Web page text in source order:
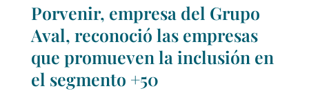
Porvenir, empresa del Grupo
Aval, reconoció las empresas
que promueven la inclusión en
el segmento +50